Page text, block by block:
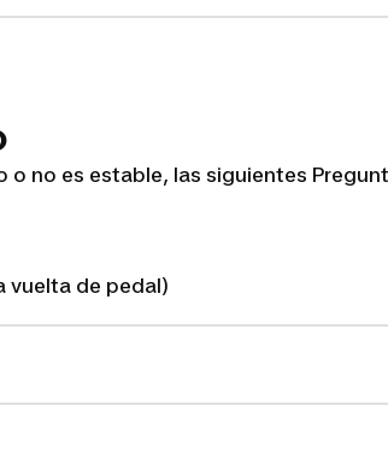
o no es estable, las siguientes
vuelta de pedal)